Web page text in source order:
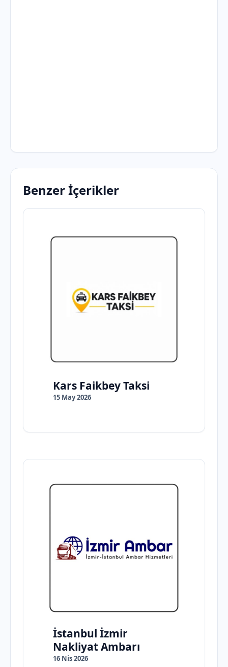
Benzer İçerikler
Kars Faikbey Taksi
15 May 2026
İstanbul İzmir
Nakliyat Ambarı
16 Nis 2026